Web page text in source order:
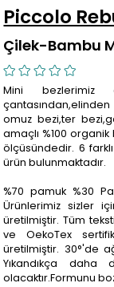
Piccolo
Çilek-Bambu
Mini bezlerimiz
omuz bezi,ter
amaçlı %100
ölçüsündedir. 6
ürün bulunmaktadır.
%70 pamuk %30
Ürünlerimiz sizler
üretilmiştir. Tüm
ve OekoTex
üretilmiştir. 30°'de
Yıkandıkça
olacaktır.Formunu